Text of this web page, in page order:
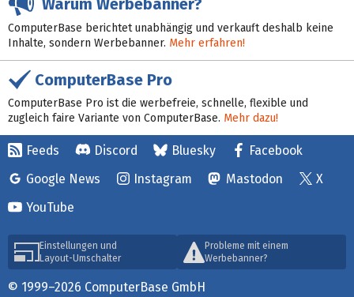
Warum Werbebanner?
ComputerBase berichtet unabhängig und verkauft deshalb keine
Inhalte, sondern Werbebanner. Mehr erfahren!
ComputerBase Pro
ComputerBase Pro ist die werbefreie, schnelle, flexible und
zugleich faire Variante von ComputerBase. Mehr dazu!
Feeds Discord Bluesky
Facebook
Google News
Instagram Mastodon
X
YouTube
Einstellungen und
Layout-Umschalter
Probleme mit einem
Werbebanner?
© 1999–2026 ComputerBase GmbH